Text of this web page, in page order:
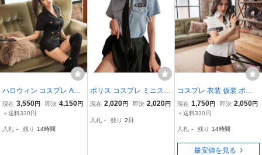
ハロウィン コスプレ Ann
a Mu コスプレ ポリス 衣
装 ミニスカポリス コスチ
ズ
現在 3,550円 即決 4,150円
＋送料330円
入札 - 残り 14時間
ポリス コスプレ ミニスカ
ポリス セクシー 警察官
官 衣装 仮装 ハロウィン
現在 2,020円 即決 2,020円
入札 - 残り 2日
コスプレ 衣装 仮装 ポリ
ス セクシー 変装 ミニス
カポリス 婦人警官 コスチ
現在 1,750円 即決 2,050円
＋送料330円
入札 - 残り 14時間
最安値を見る